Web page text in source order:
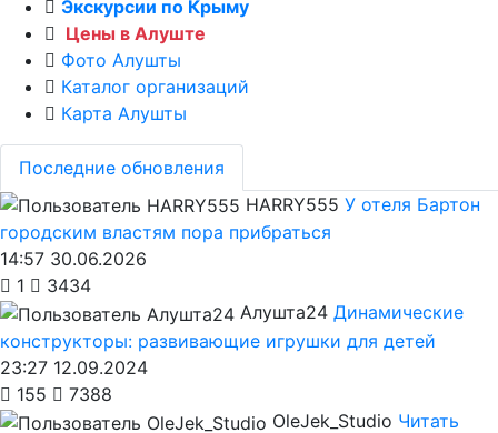
Экскурсии по Крыму
Цены в Алуште
Фото Алушты
Каталог организаций
Карта Алушты
Последние обновления
HARRY555 У отеля Бартон
городским властям пора прибраться
14:57 30.06.2026
1
3434
Алушта24 Динамические
конструкторы: развивающие игрушки для детей
23:27 12.09.2024
155
7388
OleJek_Studio Читать